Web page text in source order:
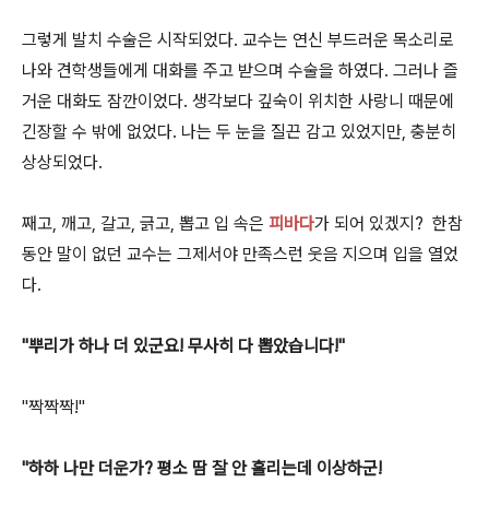
그렇게 발치 수술은 시작되었다. 교수는 연신 부드러운 목소리로
나와 견학생들에게 대화를 주고 받으며 수술을 하였다. 그러나 즐
거운 대화도 잠깐이었다. 생각보다 깊숙이 위치한 사랑니 때문에
긴장할 수 밖에 없었다. 나는 두 눈을 질끈 감고 있었지만, 충분히
상상되었다.
째고, 깨고, 갈고, 긁고, 뽑고 입 속은 피바다가 되어 있겠지? 한참
동안 말이 없던 교수는 그제서야 만족스런 웃음 지으며 입을 열었
다.
"뿌리가 하나 더 있군요! 무사히 다 뽑았습니다!"
"짝짝짝!"
"하하 나만 더운가? 평소 땀 잘 안 흘리는데 이상하군!